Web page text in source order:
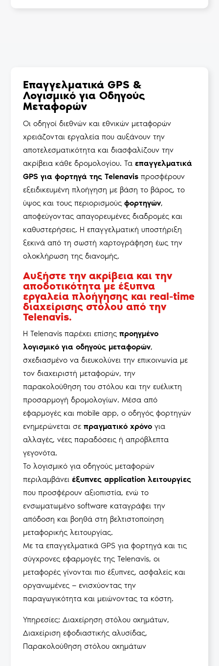
Επαγγελματικά GPS &
Λογισμικό για Οδηγούς
Μεταφορών
Οι οδηγοί διεθνών και εθνικών μεταφορών
χρειάζονται εργαλεία που αυξάνουν την
αποτελεσματικότητα και διασφαλίζουν την
ακρίβεια κάθε δρομολογίου. Ταεπαγγελματικά
GPS για φορτηγά της Telenavis προσφέρουν
εξειδικευμένη πλοήγηση με βάση το βάρος, το
ύψος και τους περιορισμούςφορτηγών,
αποφεύγοντας απαγορευμένες διαδρομές και
καθυστερήσεις. Η επαγγελματική υποστήριξη
ξεκινά από τη σωστή χαρτογράφηση έως την
ολοκλήρωση της διανομής.
Αυξήστε την ακρίβεια και την
αποδοτικότητα με έξυπνα
εργαλεία πλοήγησης και real-time
διαχείρισης στόλου από την
Telenavis.
Η Telenavis παρέχει επίσηςπροηγμένο
λογισμικό για οδηγούς μεταφορών,
σχεδιασμένο να διευκολύνει την επικοινωνία με
τον διαχειριστή μεταφορών, την
παρακολούθηση του στόλου και την ευέλικτη
προσαρμογή δρομολογίων. Μέσα από
εφαρμογές και mobile app, ο οδηγός φορτηγών
ενημερώνεται σεπραγματικό χρόνο για
αλλαγές, νέες παραδόσεις ή απρόβλεπτα
γεγονότα.
Το λογισμικό για οδηγούς μεταφορών
περιλαμβάνειέξυπνες application λειτουργίες
που προσφέρουν αξιοπιστία, ενώ το
ενσωματωμένο software καταγράφει την
απόδοση και βοηθά στη βελτιστοποίηση
μεταφορικής λειτουργίας.
Με τα επαγγελματικά GPS για φορτηγά και τις
σύγχρονες εφαρμογές της Telenavis, οι
μεταφορές γίνονται πιο έξυπνες, ασφαλείς και
οργανωμένες — ενισχύοντας την
παραγωγικότητα και μειώνοντας τα κόστη.
Υπηρεσίες:Διαχείρηση στόλου οχημάτων,
Διαχείριση εφοδιαστικής αλυσίδας,
Παρακολούθηση στόλου οχημάτων